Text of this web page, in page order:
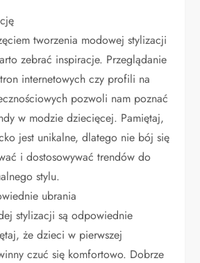
tworzenia modowej stylizacji
zebrać inspiracje. Przeglądanie
internetowych czy profili na
pozwoli nam poznać
w modzie dziecięcej. Pamiętaj,
jest unikalne, dlatego nie bój się
i dostosowywać trendów do
stylu.
ubrania
stylizacji są odpowiednie
że dzieci w pierwszej
czuć się komfortowo. Dobrze